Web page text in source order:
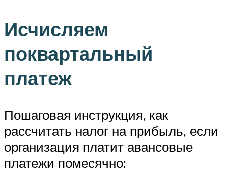
Исчисляем
поквартальный
платеж
Пошаговая инструкция, как
рассчитать налог на прибыль, если
организация платит авансовые
платежи помесячно: